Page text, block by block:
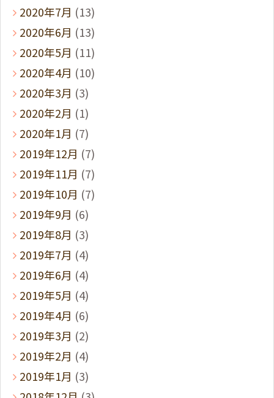
2020年7月 (13)
2020年6月 (13)
2020年5月 (11)
2020年4月 (10)
2020年3月 (3)
2020年2月 (1)
2020年1月 (7)
2019年12月 (7)
2019年11月 (7)
2019年10月 (7)
2019年9月 (6)
2019年8月 (3)
2019年7月 (4)
2019年6月 (4)
2019年5月 (4)
2019年4月 (6)
2019年3月 (2)
2019年2月 (4)
2019年1月 (3)